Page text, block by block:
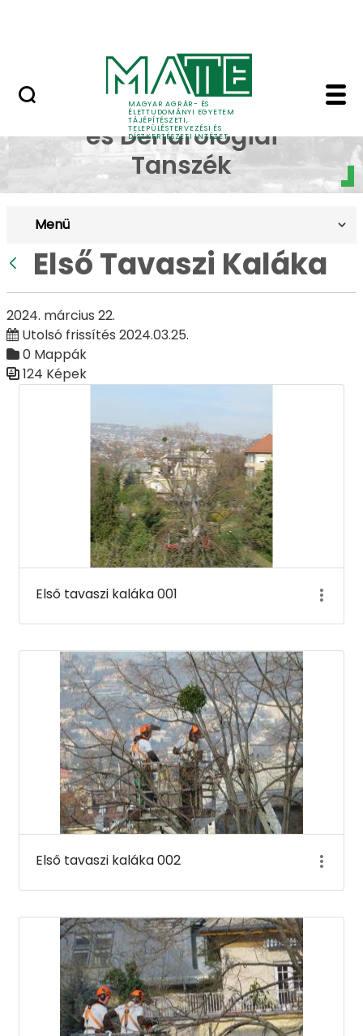
MAGYAR AGRÁR- ÉS
ÉLETTUDOMÁNYI EGYETEM
TÁJÉPÍTÉSZETI,
TELEPÜLÉSTERVEZÉSI ÉS
DÍSZKERTÉSZETI INTÉZET
Első Tavaszi Kaláka
Dísznövénytermesztési
és Dendrológiai
Tanszék
Menü
Első Tavaszi Kaláka
2024. március 22.
Utolsó frissítés 2024.03.25.
0 Mappák
124 Képek
Első tavaszi kaláka 001
Első tavaszi kaláka 002